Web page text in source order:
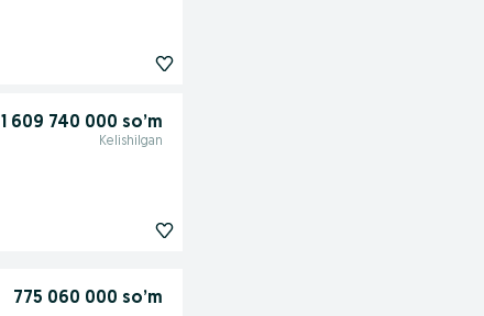
1 609 740 000 so’m
Kelishilgan
775 060 000 so’m